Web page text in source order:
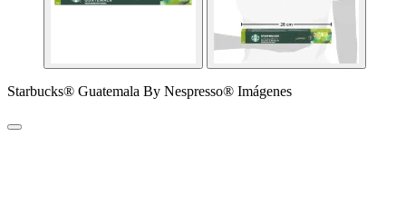
Starbucks® Guatemala By Nespresso® Imágenes